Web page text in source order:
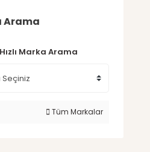
Arama
Hızlı Marka Arama
Tüm Markalar